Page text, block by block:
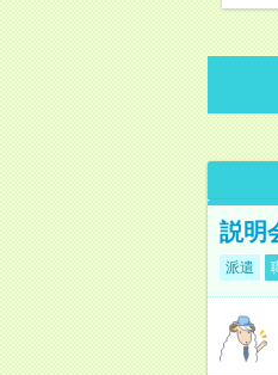
説明
派遣